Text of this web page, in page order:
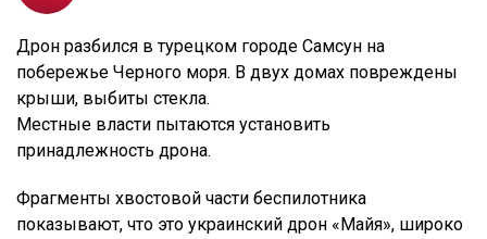
Дрон разбился в турецком городе Самсун на
побережье Черного моря. В двух домах повреждены
крыши, выбиты стекла.
Местные власти пытаются установить
принадлежность дрона.
Фрагменты хвостовой части беспилотника
показывают, что это украинский дрон «Майя», широко